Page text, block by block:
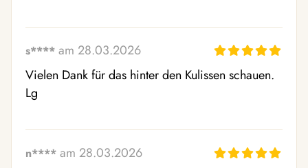
s**** am 28.03.2026
Vielen Dank für das hinter den Kulissen schauen.
Lg
n**** am 28.03.2026